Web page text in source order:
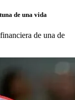
de una vida
de una de